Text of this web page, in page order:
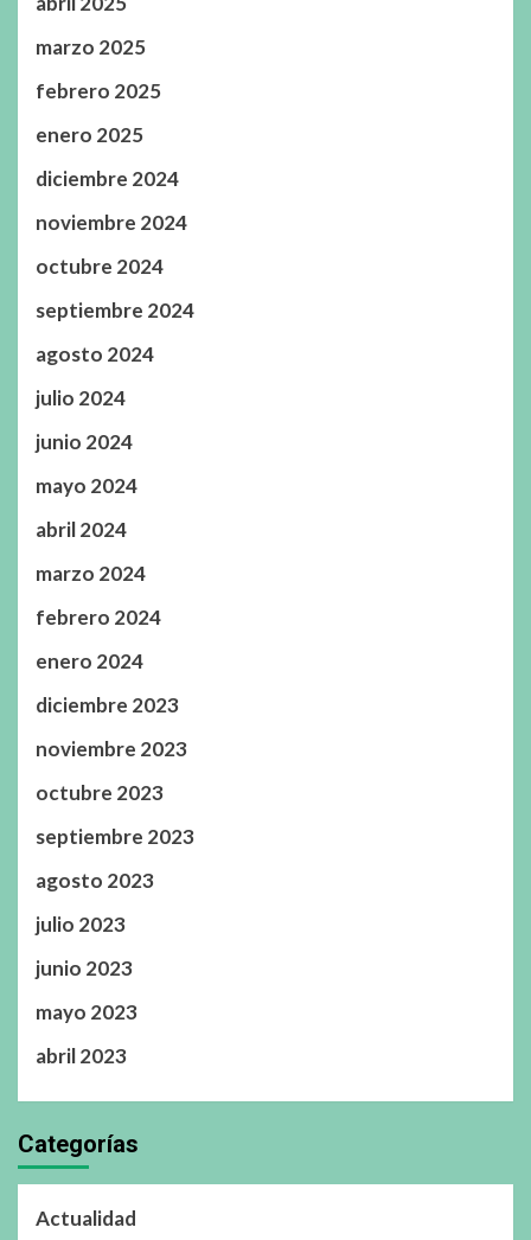
marzo 2025
febrero 2025
enero 2025
diciembre 2024
noviembre 2024
octubre 2024
septiembre 2024
agosto 2024
julio 2024
junio 2024
mayo 2024
abril 2024
marzo 2024
febrero 2024
enero 2024
diciembre 2023
noviembre 2023
octubre 2023
septiembre 2023
agosto 2023
julio 2023
junio 2023
mayo 2023
abril 2023
Categorías
Actualidad